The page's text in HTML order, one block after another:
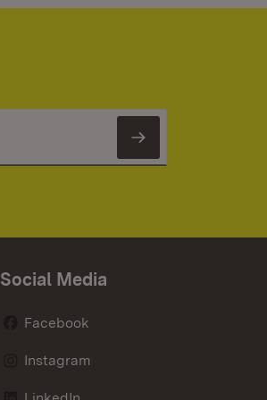
Newsletter
Social Media
Facebook
Instagram